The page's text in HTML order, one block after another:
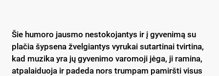
Šie humoro jausmo nestokojantys ir į gyvenimą su
plačia šypsena žvelgiantys vyrukai sutartinai tvirtina,
kad muzika yra jų gyvenimo varomoji jėga, ji ramina,
atpalaiduoja ir padeda nors trumpam pamiršti visus